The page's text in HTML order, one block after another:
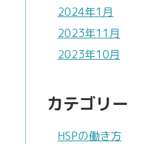
2024年1月
2023年11月
2023年10月
カテゴリー
HSPの働き方